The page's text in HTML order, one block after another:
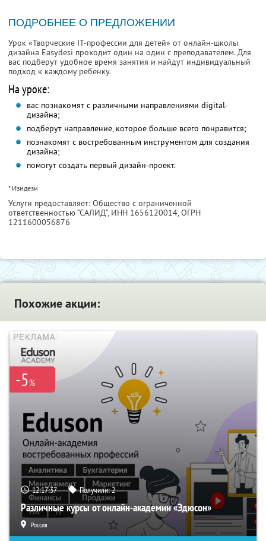
ПОДРОБНЕЕ О ПРЕДЛОЖЕНИИ
Урок «Творческие IT-профессии для детей» от онлайн-школы
дизайна Easydesi проходит один на один с преподавателем. Для
вас подберут удобное время занятия и найдут индивидуальный
подход к каждому ребенку.
На уроке:
вас познакомят с различными направлениями digital-
дизайна;
подберут направление, которое больше всего понравится;
познакомят с востребованным инструментом для создания
дизайна;
помогут создать первый дизайн-проект.
* Изидези
Услуги предоставляет: Общество с ограниченной
ответственностью “САЛИД”, ИНН 1656120014, ОГРН
1211600056876
Похожие акции:
-5%
12:17:36 Получили:2
Различные курсы от онлайн-академии «Эдюсон»
Россия